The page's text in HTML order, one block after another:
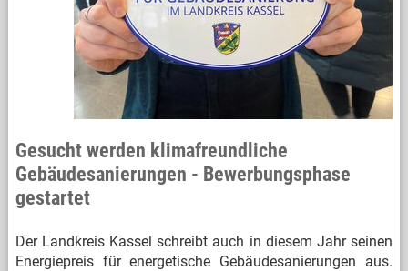
Gesucht werden klimafreundliche
Gebäudesanierungen - Bewerbungsphase
gestartet
Der Landkreis Kassel schreibt auch in diesem Jahr seinen
Energiepreis für energetische Gebäudesanierungen aus.